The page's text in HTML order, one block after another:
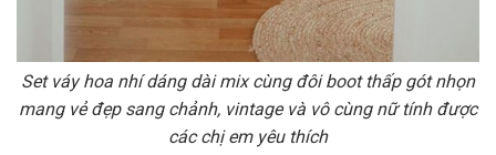
Set váy hoa nhí dáng dài mix cùng đôi boot thấp gót nhọn
mang vẻ đẹp sang chảnh, vintage và vô cùng nữ tính được
các chị em yêu thích